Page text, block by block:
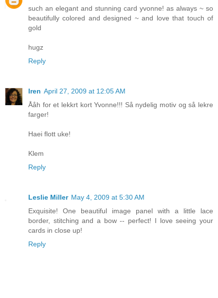
such an elegant and stunning card yvonne! as always ~ so
beautifully colored and designed ~ and love that touch of
gold
hugz
Reply
Iren April 27, 2009 at 12:05 AM
Ååh for et lekkrt kort Yvonne!!! Så nydelig motiv og så lekre
farger!
Haei flott uke!
Klem
Reply
Leslie Miller May 4, 2009 at 5:30 AM
Exquisite! One beautiful image panel with a little lace
border, stitching and a bow -- perfect! I love seeing your
cards in close up!
Reply